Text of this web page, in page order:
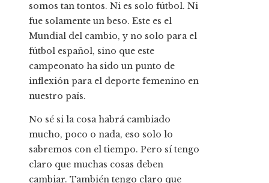
somos tan tontos. Ni es solo fútbol. Ni
fue solamente un beso. Este es el
Mundial del cambio, y no solo para el
fútbol español, sino que este
campeonato ha sido un punto de
inflexión para el deporte femenino en
nuestro país.
No sé si la cosa habrá cambiado
mucho, poco o nada, eso solo lo
sabremos con el tiempo. Pero sí tengo
claro que muchas cosas deben
cambiar. También tengo claro que